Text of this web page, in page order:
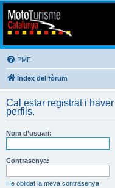
Mototurisme
Turisme en moto en català
PMF
Índex del fòrum
Cal estar registrat i
perfils.
Nom d’usuari:
Contrasenya:
He oblidat la meva contrasenya